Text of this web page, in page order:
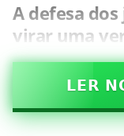
A defesa
virar uma
𝗟𝗘𝗥